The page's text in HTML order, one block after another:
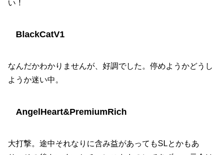
い！
BlackCatV1
なんだかわかりませんが、好調でした。停めようかどうし
ようか迷い中。
AngelHeart&PremiumRich
大打撃。途中それなりに含み益があってもSLとかもあ